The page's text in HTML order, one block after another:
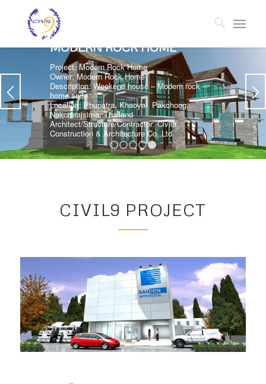
MODERN ROCK HOME
Project: Modern Rock Home
Owner: Modern Rock Home
Description: Weekend house – Modern rock
home sryle
Location: Phupatra, Khaoyai, Pakchong,
Nakornrajsima, Thailand
Architect/Structure/Contractor: Civil9
Construction & Architecture Co.,Ltd.
1 2 3 4 5
CIVIL9 PROJECT